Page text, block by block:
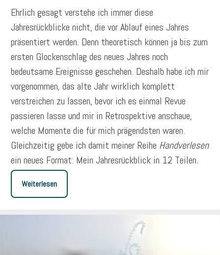
Ehrlich gesagt verstehe ich immer diese
Jahresrückblicke nicht, die vor Ablauf eines Jahres
präsentiert werden. Denn theoretisch können ja bis zum
ersten Glockenschlag des neues Jahres noch
bedeutsame Ereignisse geschehen. Deshalb habe ich mir
vorgenommen, das alte Jahr wirklich komplett
verstreichen zu lassen, bevor ich es einmal Revue
passieren lasse und mir in Retrospektive anschaue,
welche Momente die für mich prägendsten waren.
Gleichzeitig gebe ich damit meiner Reihe Handverlesen
ein neues Format: Mein Jahresrückblick in 12 Teilen.
Weiterlesen